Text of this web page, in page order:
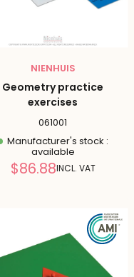
NIENHUIS
Geometry practice
exercises
061001
Manufacturer's stock :
available
Reduced
$86.88INCL. VAT